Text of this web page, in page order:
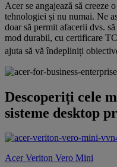
Acer se angajează să creeze
tehnologiei și nu numai. Ne
doar să permit afacerii dvs.
mod durabil, cu certificare
ajuta să vă îndepliniți
Descoperiți cele
sisteme desktop
Acer Veriton Vero Mini